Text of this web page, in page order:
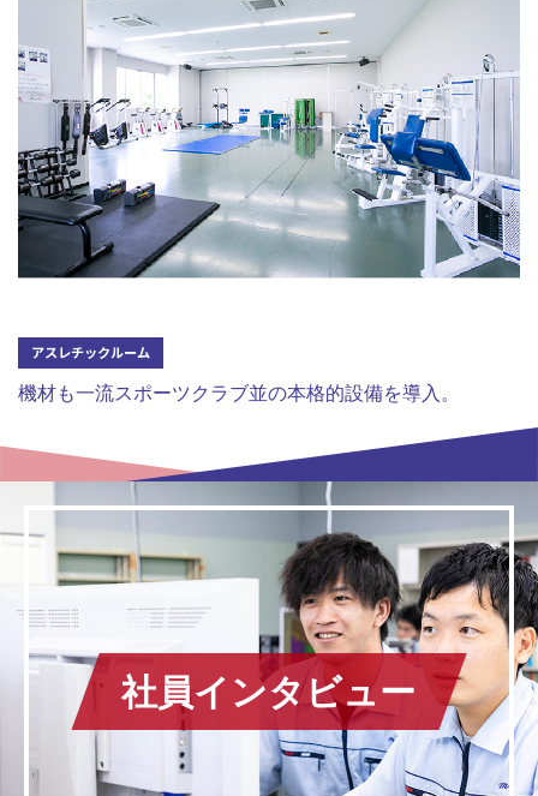
アスレチックルーム
機材も一流スポーツクラブ並の本格的設備を導入。
社員インタビュー